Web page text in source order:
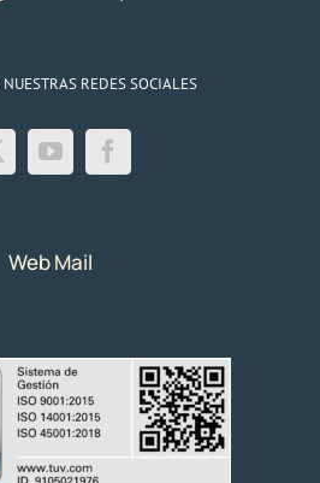
REDES SOCIALES
Web Mail